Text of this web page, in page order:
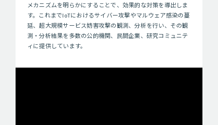
メカニズムを明らかにすることで、効果的な対策を導出しま
す。これまでIoTにおけるサイバー攻撃やマルウェア感染の蔓
延、超大規模サービス妨害攻撃の観測、分析を行い、その観
測・分析結果を多数の公的機関、民間企業、研究コミュニテ
ィに提供しています。